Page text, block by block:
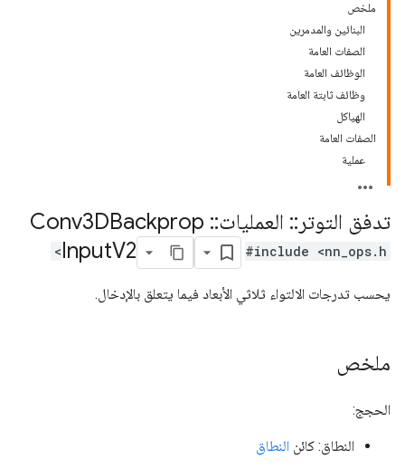
ملخص
البنائين والمدمرين
الصفات العامة
الوظائف العامة
وظائف ثابتة العامة
الهياكل
الصفات العامة
عملية
تدفق التوتر :: العمليات::
InputV2 #include <nn_ops.h>
يحسب تدرجات الالتواء ثلاثي الأبعاد فيما يتعلق بالإدخال.
ملخص
الحجج:
النطاق: كائن النطاق